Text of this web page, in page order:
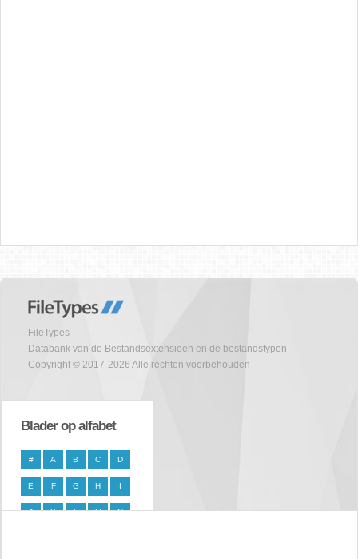
FileTypes
Databank van de Bestandsextensieen en de bestandstypen
Copyright © 2017-2026 Alle rechten voorbehouden
Blader op alfabet
# A B C D
E F G H I
J K L M N